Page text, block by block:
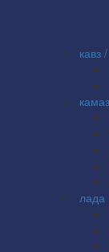
кавз
лада